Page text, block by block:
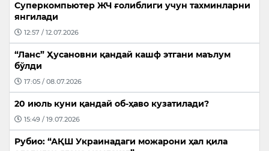
Суперкомпьютер ЖЧ ғолиблиги учун тахминларни
янгилади
12:57 / 12.07.2026
“Ланс” Ҳусановни қандай кашф этгани маълум
бўлди
17:05 / 08.07.2026
20 июль куни қандай об-ҳаво кузатилади?
15:49 / 19.07.2026
Рубио: “АҚШ Украинадаги можарони ҳал қила